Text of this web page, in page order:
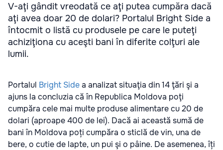
V-aţi gândit vreodată ce aţi putea cumpăra dacă
aţi avea doar 20 de dolari? Portalul Bright Side a
întocmit o listă cu produsele pe care le puteţi
achiziţiona cu aceşti bani în diferite colţuri ale
lumii.
Portalul Bright Sidea analizat situaţia din 14 ţări şi a
ajuns la concluzia că în Republica Moldova poţi
cumpăra cele mai multe produse alimentare cu 20 de
dolari (aproape 400 de lei). Dacă ai această sumă de
bani în Moldova poți cumpăra o sticlă de vin, una de
bere, o cutie de lapte, un pui şi o pâine. De asemenea, îți